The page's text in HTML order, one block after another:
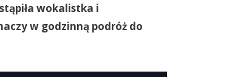
wokalistka i
w godzinną podróż do